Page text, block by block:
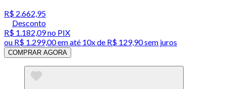
R$ 2.662,95
Desconto
R$ 1.182,09no PIX
ou R$ 1.299,00em até 10x de R$ 129,90 sem juros
COMPRAR AGORA